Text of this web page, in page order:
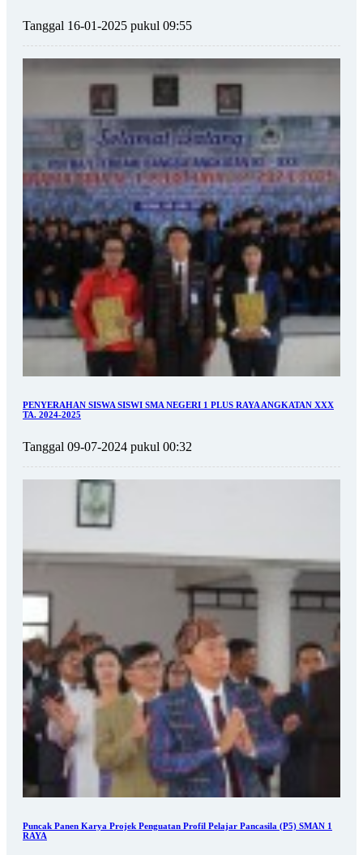
Tanggal 16-01-2025 pukul 09:55
PENYERAHAN SISWA SISWI SMA NEGERI 1 PLUS RAYA ANGKATAN XXX
TA. 2024-2025
Tanggal 09-07-2024 pukul 00:32
Puncak Panen Karya Projek Penguatan Profil Pelajar Pancasila (P5) SMAN 1
RAYA